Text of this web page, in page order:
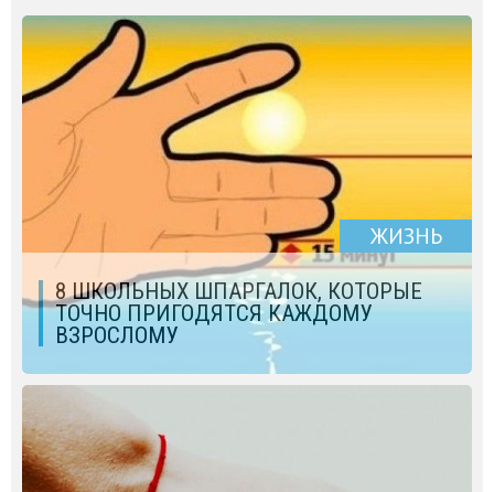
ЖИЗНЬ
8 ШКОЛЬНЫХ ШПАРГАЛОК, КОТОРЫЕ
ТОЧНО ПРИГОДЯТСЯ КАЖДОМУ
ВЗРОСЛОМУ